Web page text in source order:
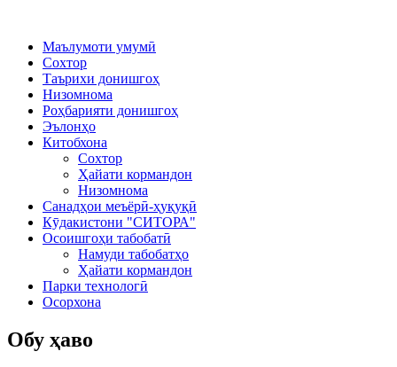
Маълумоти умумӣ
Сохтор
Таърихи донишгоҳ
Низомнома
Роҳбарияти донишгоҳ
Эълонҳо
Китобхона
Сохтор
Ҳайати кормандон
Низомнома
Санадҳои меъёрӣ-ҳуқуқӣ
Кӯдакистони "СИТОРА"
Осоишгоҳи табобатӣ
Намуди табобатҳо
Ҳайати кормандон
Парки технологӣ
Осорхона
Обу ҳаво